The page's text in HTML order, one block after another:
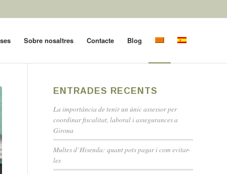
Sobre nosaltres Contacte Blog
ENTRADES RECENTS
La importància de tenir un únic assessor per
coordinar fiscalitat, laboral i assegurances a
Girona
Multes d’Hisenda: quant pots pagar i com evitar-
les